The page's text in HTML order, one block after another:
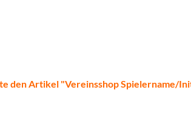
den Artikel "Vereinsshop Spielername/